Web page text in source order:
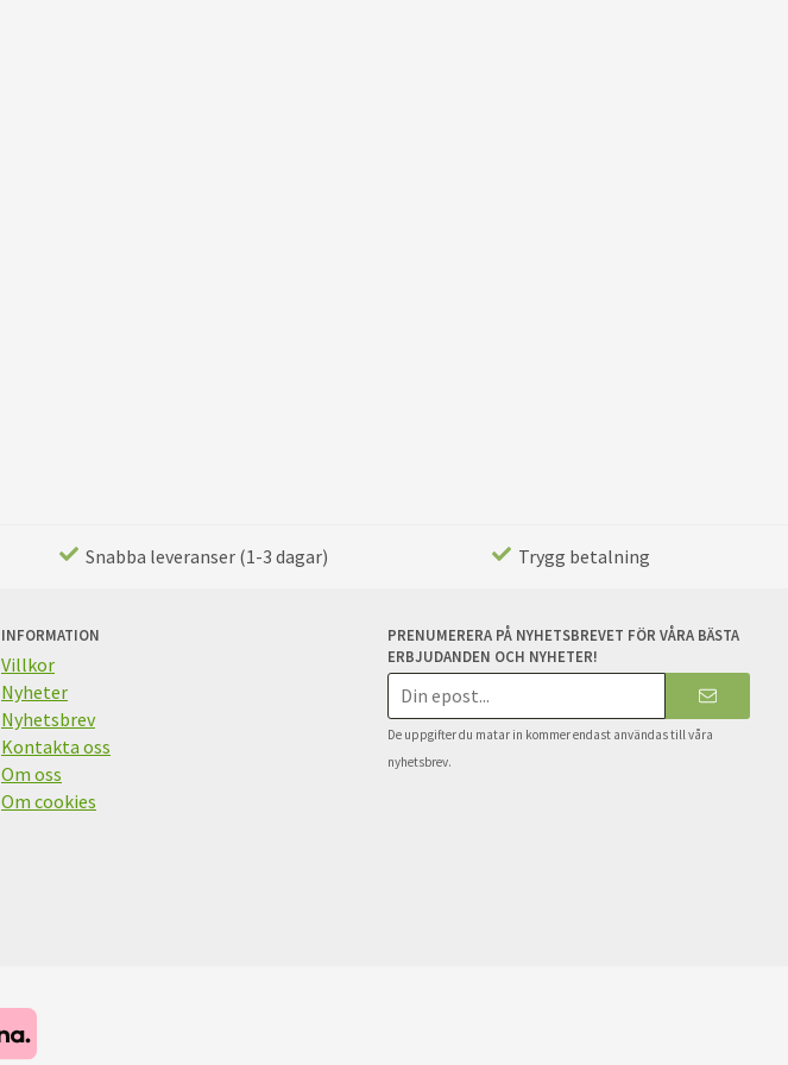
Snabba leveranser (1-3 dagar) Trygg betalning
INFORMATION
Villkor
Nyheter
Nyhetsbrev
Kontakta oss
Om oss
Om cookies
PRENUMERERA PÅ NYHETSBREVET FÖR VÅRA BÄSTA
ERBJUDANDEN OCH NYHETER!
E-
postadress
De uppgifter du matar in kommer endast användas till våra
nyhetsbrev.